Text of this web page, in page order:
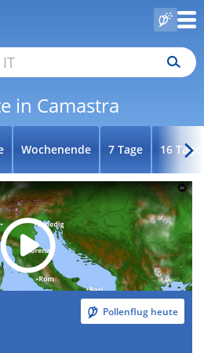
in Camastra
Wochenende 7 Tage 16 Tage
Pollenflug heute